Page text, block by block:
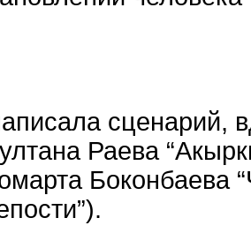
сценарий,
Раева
Боконбаева